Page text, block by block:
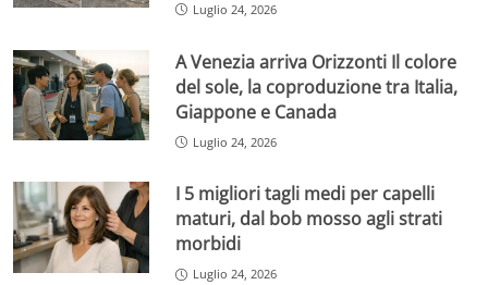
Luglio 24, 2026
A Venezia arriva Orizzonti Il colore
del sole, la coproduzione tra Italia,
Giappone e Canada
Luglio 24, 2026
I 5 migliori tagli medi per capelli
maturi, dal bob mosso agli strati
morbidi
Luglio 24, 2026